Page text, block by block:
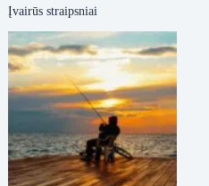
Įvairūs straipsniai